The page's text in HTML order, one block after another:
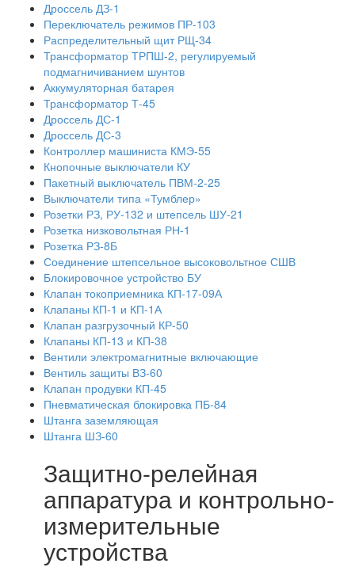
Дроссель ДЗ-1
Переключатель режимов ПР-103
Распределительный щит РЩ-34
Трансформатор ТРПШ-2, регулируемый
подмагничиванием шунтов
Аккумуляторная батарея
Трансформатор Т-45
Дроссель ДС-1
Дроссель ДС-3
Контроллер машиниста КМЭ-55
Кнопочные выключатели КУ
Пакетный выключатель ПВМ-2-25
Выключатели типа «Тумблер»
Розетки РЗ, РУ-132 и штепсель ШУ-21
Розетка низковольтная РН-1
Розетка РЗ-8Б
Соединение штепсельное высоковольтное СШВ
Блокировочное устройство БУ
Клапан токоприемника КП-17-09А
Клапаны КП-1 и КП-1А
Клапан разгрузочный КР-50
Клапаны КП-13 и КП-38
Вентили электромагнитные включающие
Вентиль защиты ВЗ-60
Клапан продувки КП-45
Пневматическая блокировка ПБ-84
Штанга заземляющая
Штанга ШЗ-60
Защитно-релейная
аппаратура и контрольно-
измерительные
устройства